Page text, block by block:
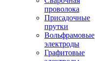
проволока
Присадочные
прутки
Вольфрамовые
электроды
Графитовые